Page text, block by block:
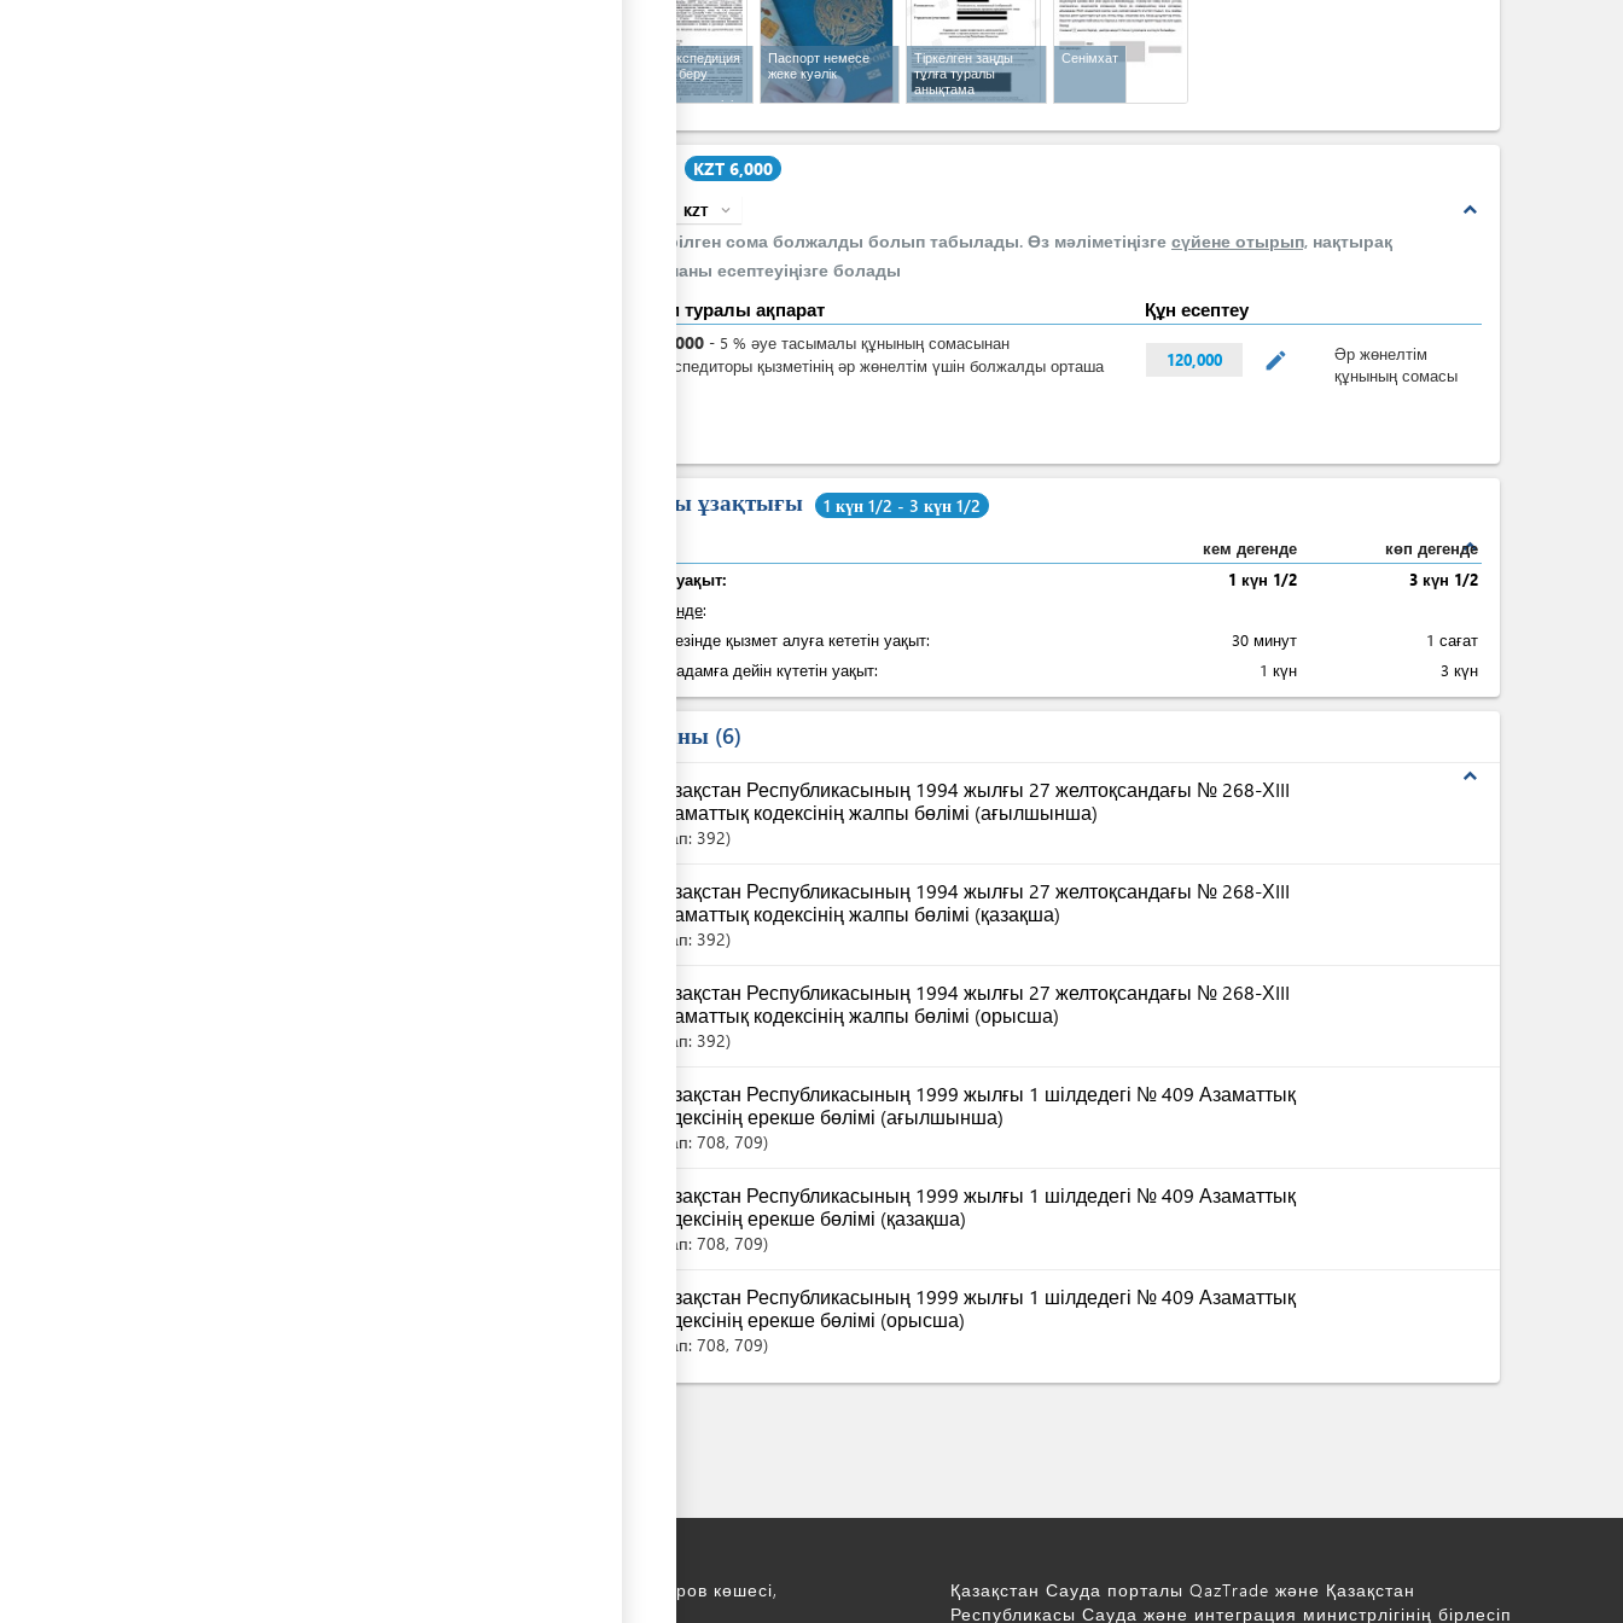
Көліктік экспедиция
қызметін беру
келісімшарт мәтіні
Паспорт немесе
жеке куәлік
Тіркелген заңды
тұлға туралы
анықтама
Сенімхат
KZT 6,000
expand_less
KZT expand_more
Берілген сома болжалды болып табылады. Өз мәліметіңізге сүйене отырып, нақтырақ
соманы есептеуіңізге болады
Төлем туралы ақпарат Құн есептеу
6,000 - 5 % әуе тасымалы құнының сомасынан
Әуе экспедиторы қызметінің әр жөнелтім үшін болжалды орташа
120,000 mode_edit
Әр жөнелтім
құнының сомасы
Жалпы ұзақтығы 1 күн 1/2 - 3 күн 1/2
expand_less
кем дегенде
көп дегенде
Жалпы уақыт:
1 күн 1/2
3 күн 1/2
оның ішінде:
Қадам кезінде қызмет алуға кететін уақыт:
30 минут
1 сағат
Келесі қадамға дейін күтетін уақыт:
1 күн 3 күн
Заң саны 6
expand_less
Қазақстан Республикасының 1994 жылғы 27 желтоқсандағы № 268-ХIII
Азаматтық кодексінің жалпы бөлімі (ағылшынша)
Бап: 392
Қазақстан Республикасының 1994 жылғы 27 желтоқсандағы № 268-ХIII
Азаматтық кодексінің жалпы бөлімі (қазақша)
Бап: 392
Қазақстан Республикасының 1994 жылғы 27 желтоқсандағы № 268-ХIII
Азаматтық кодексінің жалпы бөлімі (орысша)
Бап: 392
Қазақстан Республикасының 1999 жылғы 1 шілдедегі № 409 Азаматтық
кодексінің ерекше бөлімі (ағылшынша)
Бап: 708, 709
Қазақстан Республикасының 1999 жылғы 1 шілдедегі № 409 Азаматтық
кодексінің ерекше бөлімі (қазақша)
Бап: 708, 709
Қазақстан Республикасының 1999 жылғы 1 шілдедегі № 409 Азаматтық
кодексінің ерекше бөлімі (орысша)
Бап: 708, 709
Астана қ., С. Асфендияров көшесі,
Қазақстан Сауда порталы QazTrade және Қазақстан
Республикасы Сауда және интеграция министрлігінің бірлесіп